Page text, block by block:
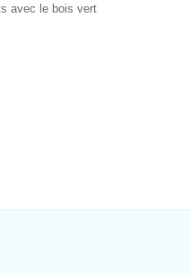
avec le bois vert